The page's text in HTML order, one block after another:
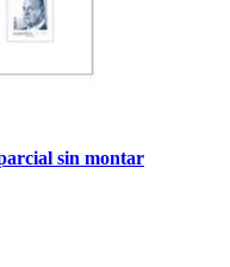
sin montar